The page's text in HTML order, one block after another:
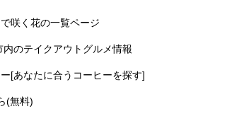
咲く花の一覧ページ
内のテイクアウトグルメ情報
[あなたに合うコーヒーを探す]
(無料)